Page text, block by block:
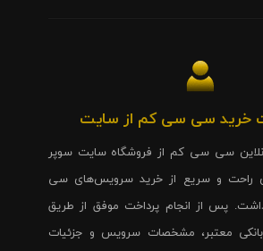
خرید سی سی کم از سایت
سی سی کم از فروشگاه سایت سوپر
راحت و سریع از خرید سرویس‌های سی
پس از انجام پرداخت موفق از طریق
بانکی معتبر، مشخصات سرویس و جزئیات